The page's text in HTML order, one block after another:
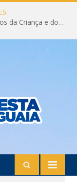
Eleição do Conselho Municipal dos Direitos da Criança e do Adolescente CMDCA 2026